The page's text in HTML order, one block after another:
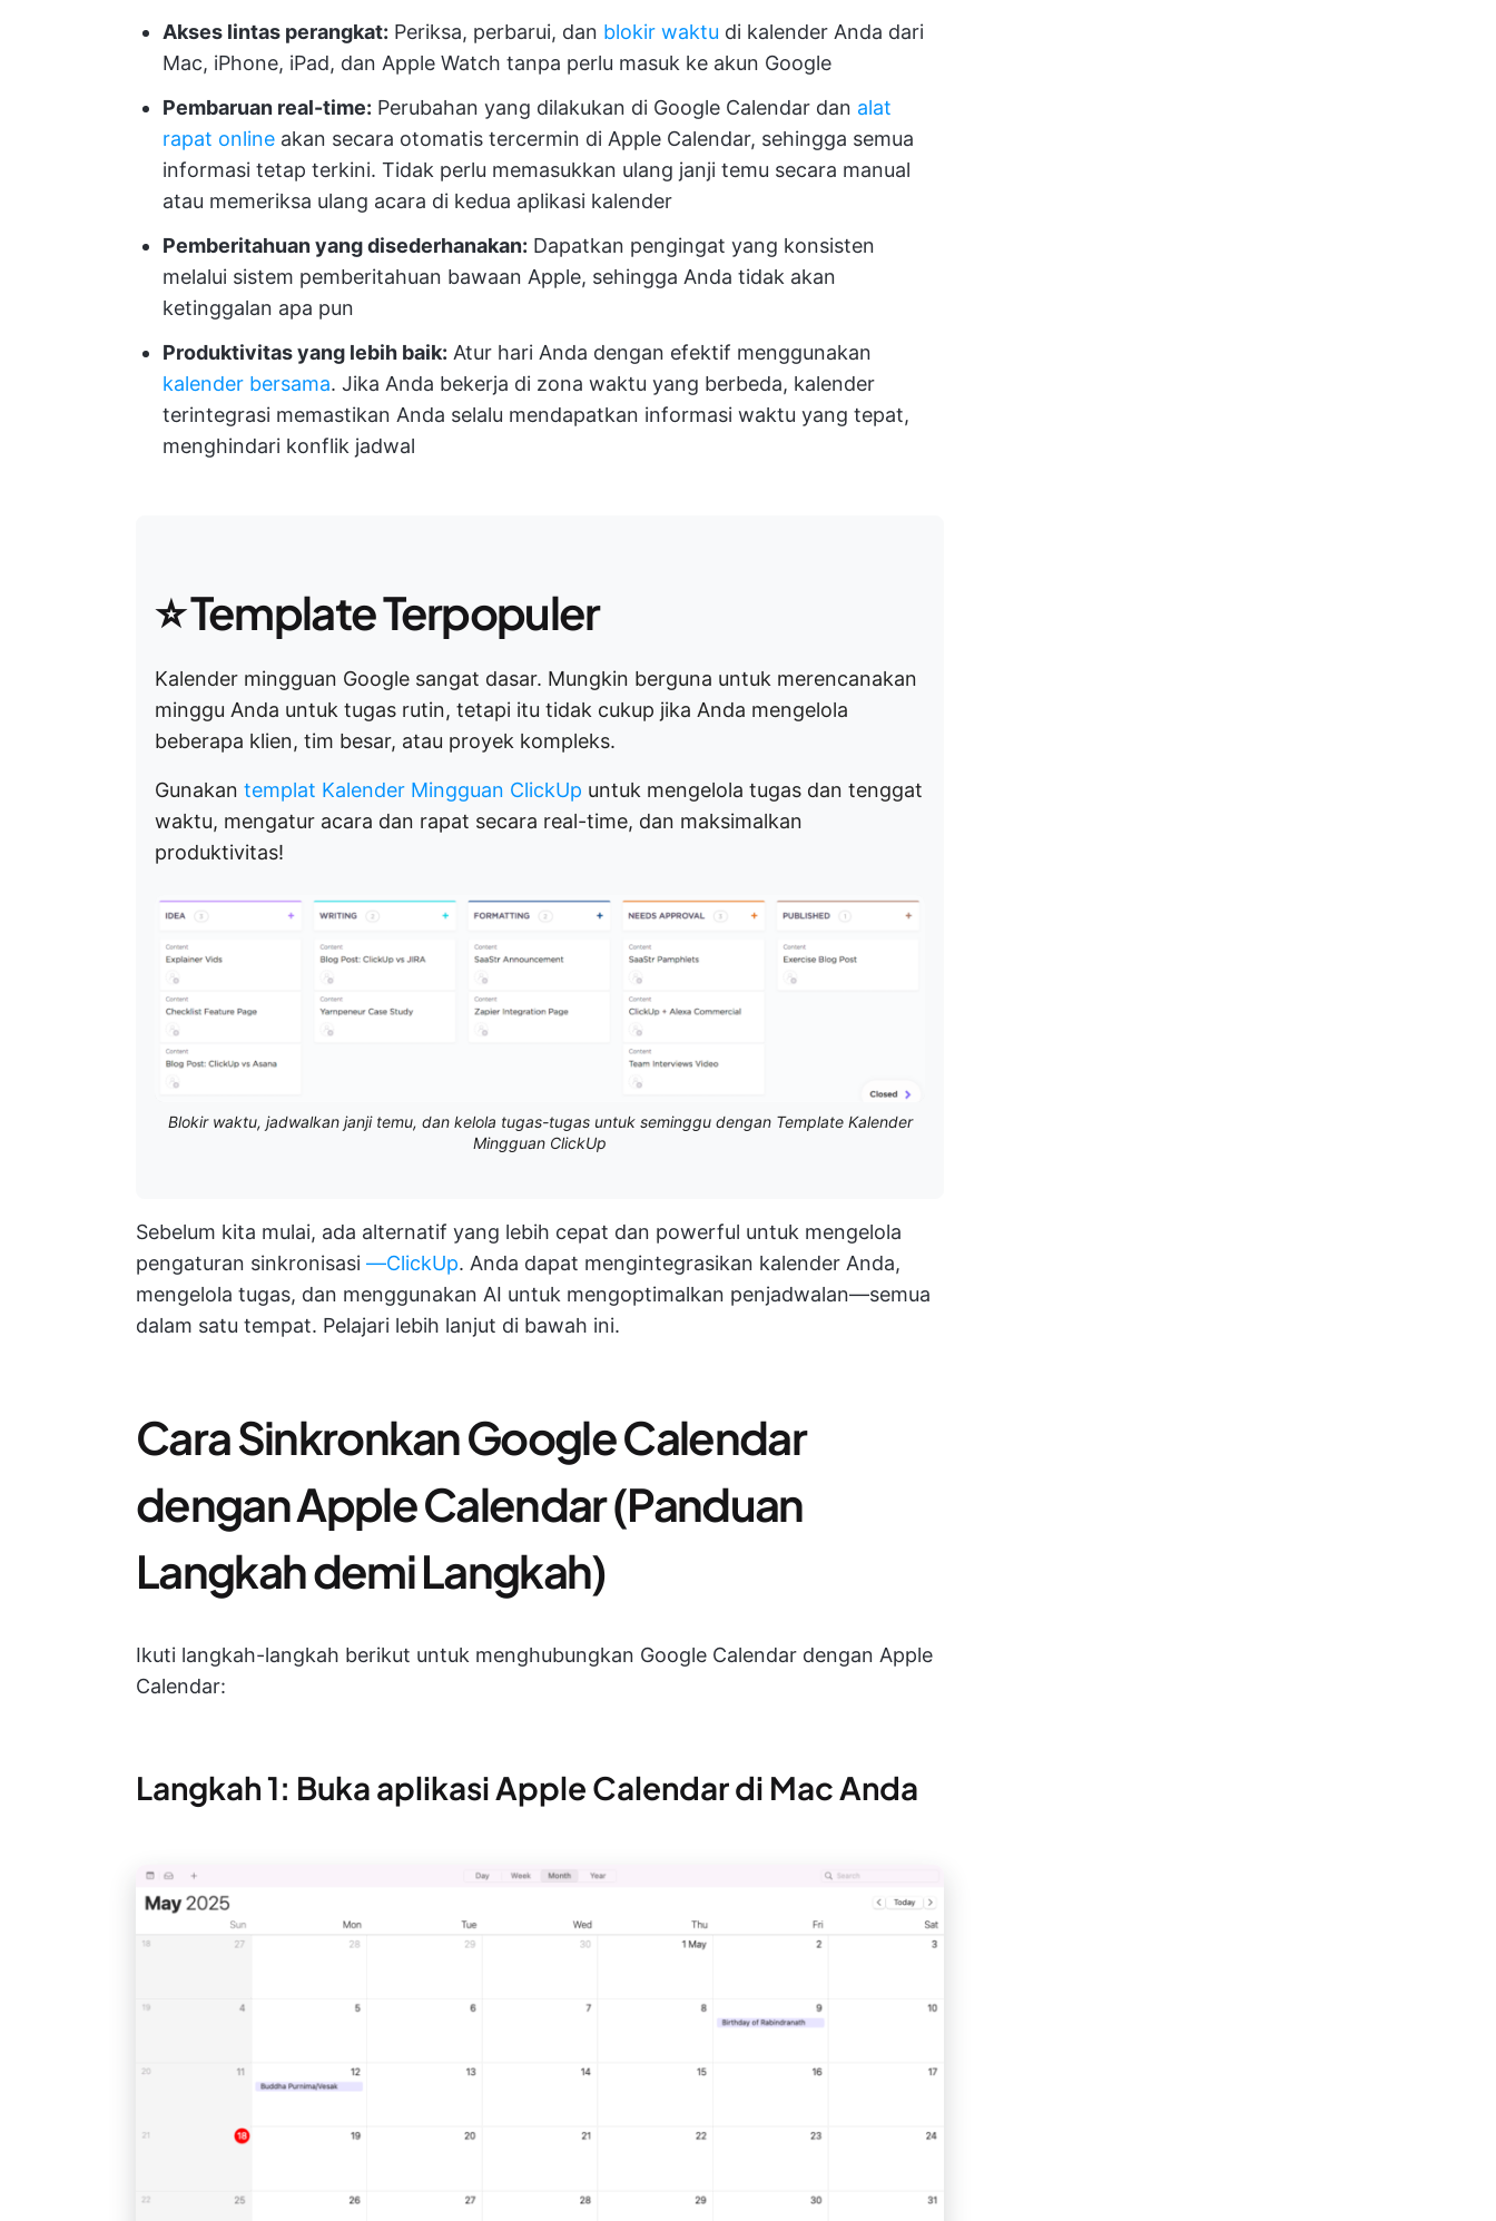
Akses lintas perangkat: Periksa, perbarui, dan blokir waktu di kalender Anda dari
Mac, iPhone, iPad, dan Apple Watch tanpa perlu masuk ke akun Google
Pembaruan real-time: Perubahan yang dilakukan di Google Calendar dan alat
rapat online akan secara otomatis tercermin di Apple Calendar, sehingga semua
informasi tetap terkini. Tidak perlu memasukkan ulang janji temu secara manual
atau memeriksa ulang acara di kedua aplikasi kalender
Pemberitahuan yang disederhanakan: Dapatkan pengingat yang konsisten
melalui sistem pemberitahuan bawaan Apple, sehingga Anda tidak akan
ketinggalan apa pun
Produktivitas yang lebih baik: Atur hari Anda dengan efektif menggunakan
kalender bersama. Jika Anda bekerja di zona waktu yang berbeda, kalender
terintegrasi memastikan Anda selalu mendapatkan informasi waktu yang tepat,
menghindari konflik jadwal
⭐ Template Terpopuler
Kalender mingguan Google sangat dasar. Mungkin berguna untuk merencanakan
minggu Anda untuk tugas rutin, tetapi itu tidak cukup jika Anda mengelola
beberapa klien, tim besar, atau proyek kompleks.
Gunakan templat Kalender Mingguan ClickUp untuk mengelola tugas dan tenggat
waktu, mengatur acara dan rapat secara real-time, dan maksimalkan
produktivitas!
Blokir waktu, jadwalkan janji temu, dan kelola tugas-tugas untuk seminggu dengan Template Kalender
Mingguan ClickUp
Sebelum kita mulai, ada alternatif yang lebih cepat dan powerful untuk mengelola
pengaturan sinkronisasi —ClickUp. Anda dapat mengintegrasikan kalender Anda,
mengelola tugas, dan menggunakan AI untuk mengoptimalkan penjadwalan—semua
dalam satu tempat. Pelajari lebih lanjut di bawah ini.
Cara Sinkronkan Google Calendar
dengan Apple Calendar (Panduan
Langkah demi Langkah)
Ikuti langkah-langkah berikut untuk menghubungkan Google Calendar dengan Apple
Calendar:
Langkah 1: Buka aplikasi Apple Calendar di Mac Anda